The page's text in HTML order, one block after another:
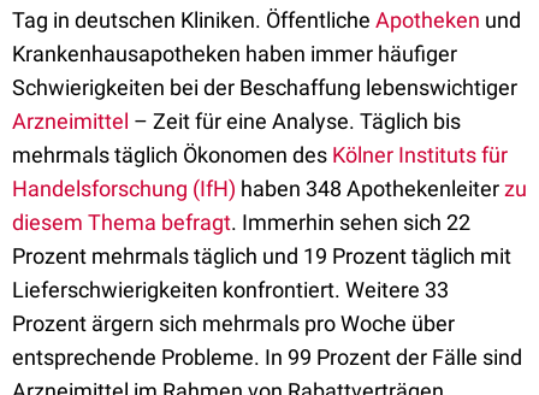
Tag in deutschen Kliniken. Öffentliche Apotheken und
Krankenhausapotheken haben immer häufiger
Schwierigkeiten bei der Beschaffung lebenswichtiger
Arzneimittel – Zeit für eine Analyse. Täglich bis
mehrmals täglich Ökonomen des Kölner Instituts für
Handelsforschung (IfH) haben 348 Apothekenleiterzu
diesem Thema befragt. Immerhin sehen sich 22
Prozent mehrmals täglich und 19 Prozent täglich mit
Lieferschwierigkeiten konfrontiert. Weitere 33
Prozent ärgern sich mehrmals pro Woche über
entsprechende Probleme. In 99 Prozent der Fälle sind